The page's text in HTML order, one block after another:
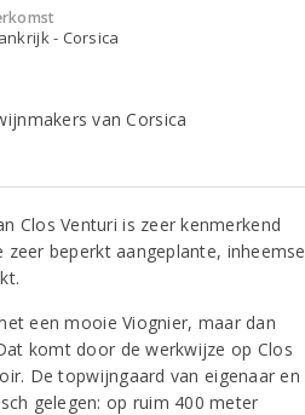
- Corsica
van Corsica
Clos Venturi is zeer kenmerkend
beperkt aangeplante, inheemse
een mooie Viognier, maar dan
komt door de werkwijze op Clos
De topwijngaard van eigenaar en
gelegen: op ruim 400 meter